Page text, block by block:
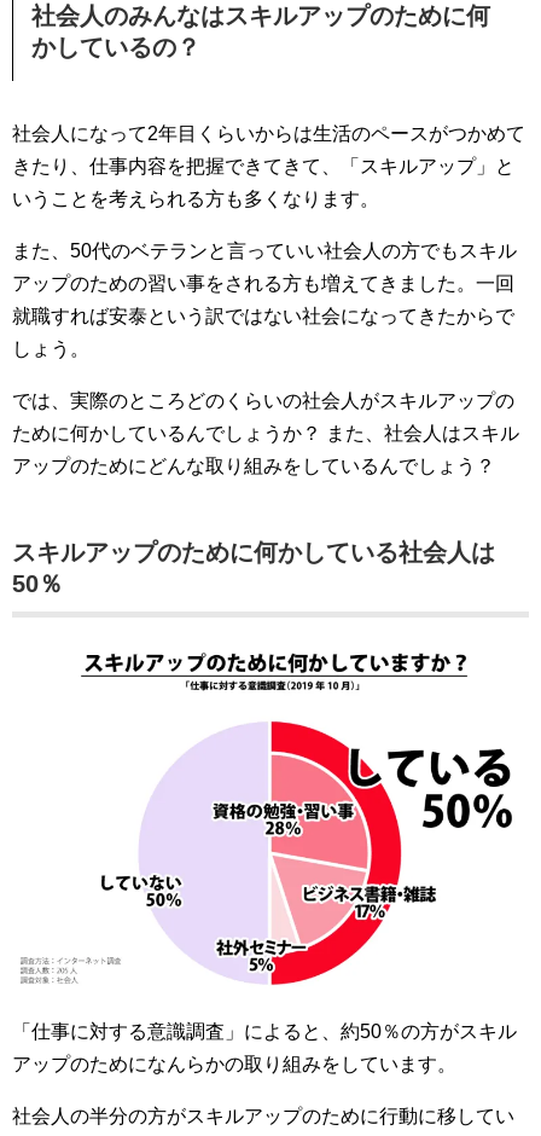
社会人のみんなはスキルアップのために何
かしているの？
社会人になって2年目くらいからは生活のペースがつかめて
きたり、仕事内容を把握できてきて、「スキルアップ」と
いうことを考えられる方も多くなります。
また、50代のベテランと言っていい社会人の方でもスキル
アップのための習い事をされる方も増えてきました。一回
就職すれば安泰という訳ではない社会になってきたからで
しょう。
では、実際のところどのくらいの社会人がスキルアップの
ために何かしているんでしょうか？ また、社会人はスキル
アップのためにどんな取り組みをしているんでしょう？
スキルアップのために何かしている社会人は
50％
「仕事に対する意識調査」によると、約50％の方がスキル
アップのためになんらかの取り組みをしています。
社会人の半分の方がスキルアップのために行動に移してい